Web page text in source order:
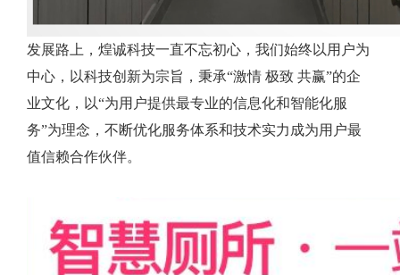
发展路上，煌诚科技一直不忘初心，我们始终以用户为
中心，以科技创新为宗旨，秉承“激情 极致 共赢”的企
业文化，以“为用户提供最专业的信息化和智能化服
务”为理念，不断优化服务体系和技术实力成为用户最
值信赖合作伙伴。